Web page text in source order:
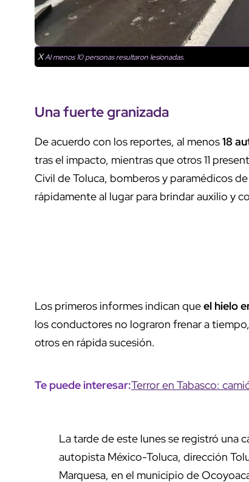
XAl menos 10 personas resultaron lesionadas.
Una fuerte granizada
De acuerdo con los reportes, al menos18
tras el impacto, mientras que otros 11
Civil de Toluca, bomberos y paramédicos
rápidamente al lugar para brindar auxilio y
Los primeros informes indican queel hielo
los conductores no lograron frenar a
otros en rápida sucesión.
Te puede interesar:Terror en Tabasco:
La tarde de este lunes se registró una
autopista México-Toluca, dirección
Marquesa, en el municipio de